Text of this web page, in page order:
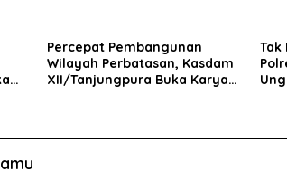
Percepat Pembangunan
Wilayah Perbatasan, Kasdam
XII/Tanjungpura Buka Karya
Tak